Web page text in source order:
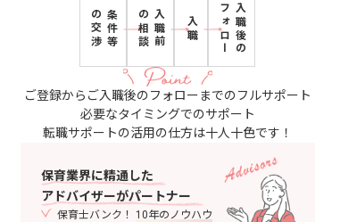
条件等
の交渉 入職前
の相談 入職 入職後の
フォロー
ご登録からご入職後のフォローまでのフルサポート
必要なタイミングでのサポート
転職サポートの活用の仕方は十人十色です！
保育業界に精通した
アドバイザーがパートナー
保育士バンク！
10年のノウハウ